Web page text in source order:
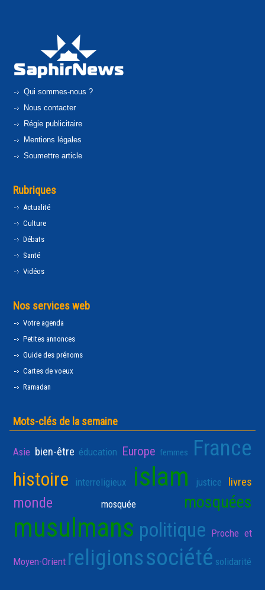
Qui sommes-nous ?
Nous contacter
Régie publicitaire
Mentions légales
Soumettre article
Rubriques
Actualité
Culture
Débats
Santé
Vidéos
Nos services web
Votre agenda
Petites annonces
Guide des prénoms
Cartes de voeux
Ramadan
Mots-clés de la semaine
Asie bien-être éducation Europe femmes France
histoire interreligieux islam justice livres
monde mosquée mosquées
musulmans politique Proche et
Moyen-Orient religionssociété solidarité